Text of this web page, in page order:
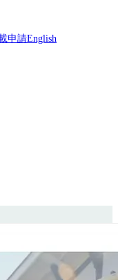
申請English